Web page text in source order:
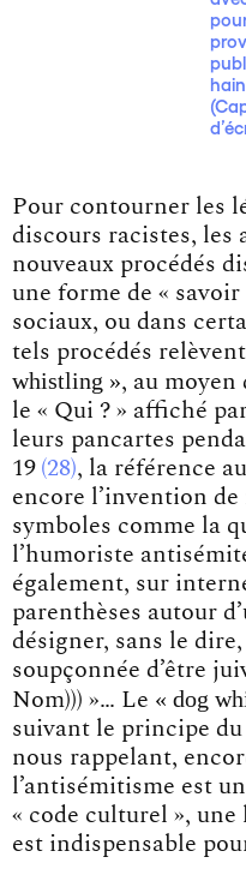
Pour contourner les
discours racistes, les
nouveaux procédés
une forme de « savoir
sociaux, ou dans
tels procédés
whistling », au moyen
le « Qui ? » affiché
leurs pancartes
19 28 , la référence
encore l’invention de
symboles comme la
l’humoriste
également, sur
parenthèses autour
désigner, sans le
soupçonnée d’être
Nom))) »… Le « dog
suivant le principe
nous rappelant,
l’antisémitisme est
« code culturel »,
est indispensable